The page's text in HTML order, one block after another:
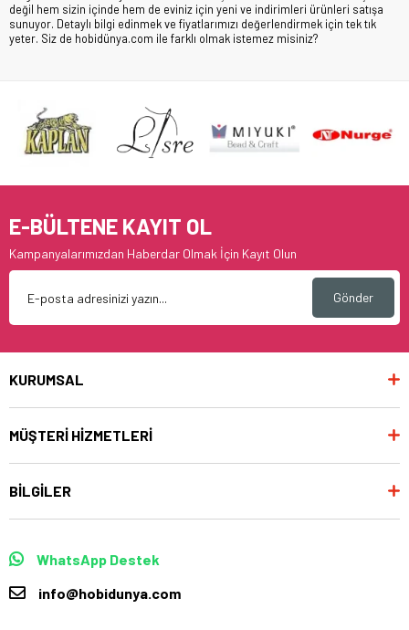
değil hem sizin içinde hem de eviniz için yeni ve indirimleri ürünleri satışa
sunuyor. Detaylı bilgi edinmek ve fiyatlarımızı değerlendirmek için tek tık
yeter. Siz de hobidünya.com ile farklı olmak istemez misiniz?
E-BÜLTENE KAYIT OL
Kampanyalarımızdan Haberdar Olmak İçin Kayıt Olun
Gönder
KURUMSAL
MÜŞTERİ HİZMETLERİ
BİLGİLER
WhatsApp Destek
info@hobidunya.com